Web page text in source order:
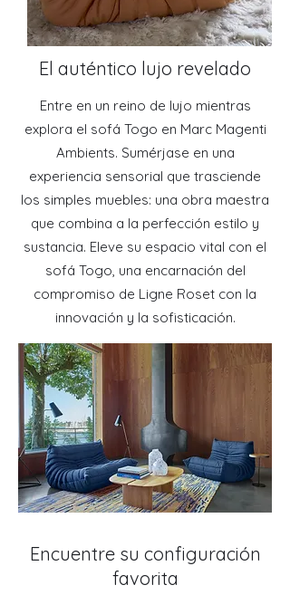
El auténtico lujo revelado
Entre en un reino de lujo mientras
explora el sofá Togo en Marc Magenti
Ambients. Sumérjase en una
experiencia sensorial que trasciende
los simples muebles: una obra maestra
que combina a la perfección estilo y
sustancia. Eleve su espacio vital con el
sofá Togo, una encarnación del
compromiso de Ligne Roset con la
innovación y la sofisticación.
Encuentre su configuración
favorita